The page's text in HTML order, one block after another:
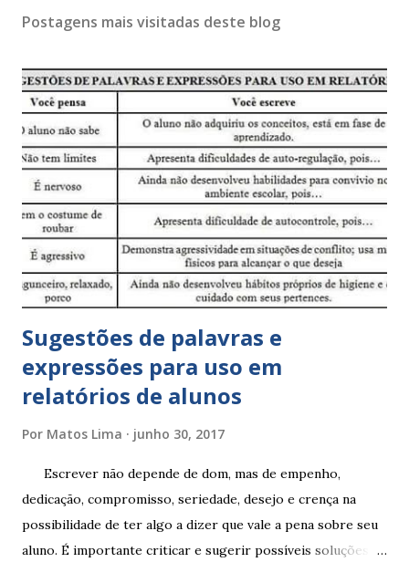
Postagens mais visitadas deste blog
Sugestões de palavras e
expressões para uso em
relatórios de alunos
Por Matos Lima junho 30, 2017
Escrever não depende de dom, mas de empenho,
dedicação, compromisso, seriedade, desejo e crença na
possibilidade de ter algo a dizer que vale a pena sobre seu
aluno. É importante criticar e sugerir possíveis soluções.